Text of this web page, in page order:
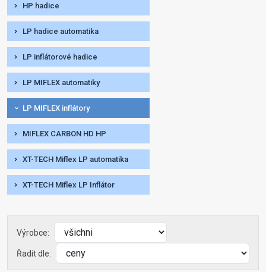
HP hadice
LP hadice automatika
LP inflátorové hadice
LP MIFLEX automatiky
LP MIFLEX inflátory
MIFLEX CARBON HD HP
XT-TECH Miflex LP automatika
XT-TECH Miflex LP Inflátor
Výrobce:
Řadit dle: